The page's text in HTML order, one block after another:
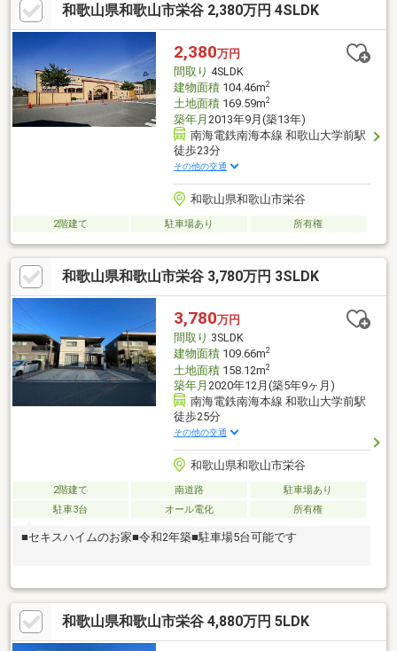
和歌山県和歌山市栄谷 2,380万円 4SLDK
2,380万円
間取り 4SLDK
建物面積104.46m2
土地面積169.59m2
築年月 2013年9月(築13年)
南海電鉄南海本線 和歌山大学前駅
徒歩23分
その他の交通
和歌山県和歌山市栄谷
2階建て 駐車場あり 所有権
和歌山県和歌山市栄谷 3,780万円 3SLDK
3,780万円
間取り 3SLDK
建物面積109.66m2
土地面積158.12m2
築年月 2020年12月(築5年9ヶ月)
南海電鉄南海本線 和歌山大学前駅
徒歩25分
その他の交通
和歌山県和歌山市栄谷
2階建て 南道路
駐車場あり
駐車3台
オール電化 所有権
■セキスハイムのお家■令和2年築■駐車場5台可能です
和歌山県和歌山市栄谷 4,880万円 5LDK